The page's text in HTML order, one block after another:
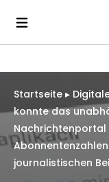
Startseite ▸
konnte das
Nachrichtenportal
journalistischen